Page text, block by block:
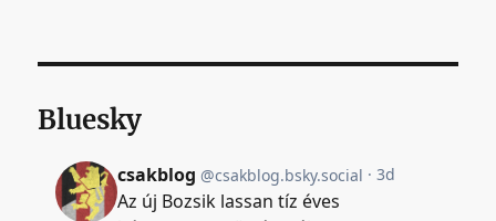
Bluesky